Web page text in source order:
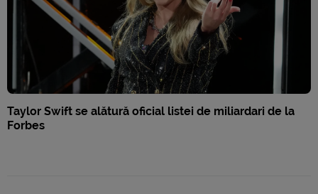
Taylor Swift se alătură oficial listei de miliardari de la
Forbes